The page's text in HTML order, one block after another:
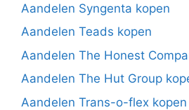
Aandelen Syngenta kopen
Aandelen Teads kopen
Aandelen The Honest
Aandelen The Hut Group
Aandelen Trans-o-flex kopen